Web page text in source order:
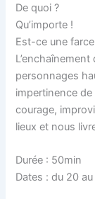
De quoi ?
Qu’importe !
Est-ce une
personnages
impertinence
courage,
lieux et nous
Durée : 50min
Dates : du 20